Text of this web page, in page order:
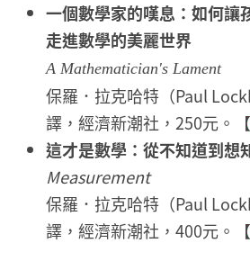
一個數學家的嘆息：如何讓
走進數學的美麗世界
A Mathematician's Lament
保羅．拉克哈特（Paul
譯，經濟新潮社，250元。【
這才是數學：從不知道到想
Measurement
保羅．拉克哈特（Paul
譯，經濟新潮社，400元。【